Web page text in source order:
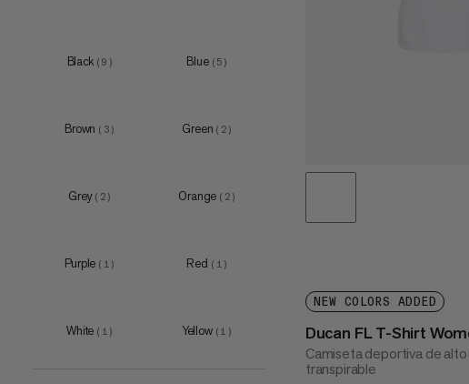
XXL (4)
)
Black ( 9 ) Blue ( 5 )
Brown ( 3 ) Green ( 2 )
Grey ( 2 ) Orange ( 2 )
Purple ( 1 ) Red ( 1 )
White ( 1 ) Yellow ( 1 )
NEW COLORS ADDED
Ducan FL T-Shirt
Camiseta deportiva de
transpirable